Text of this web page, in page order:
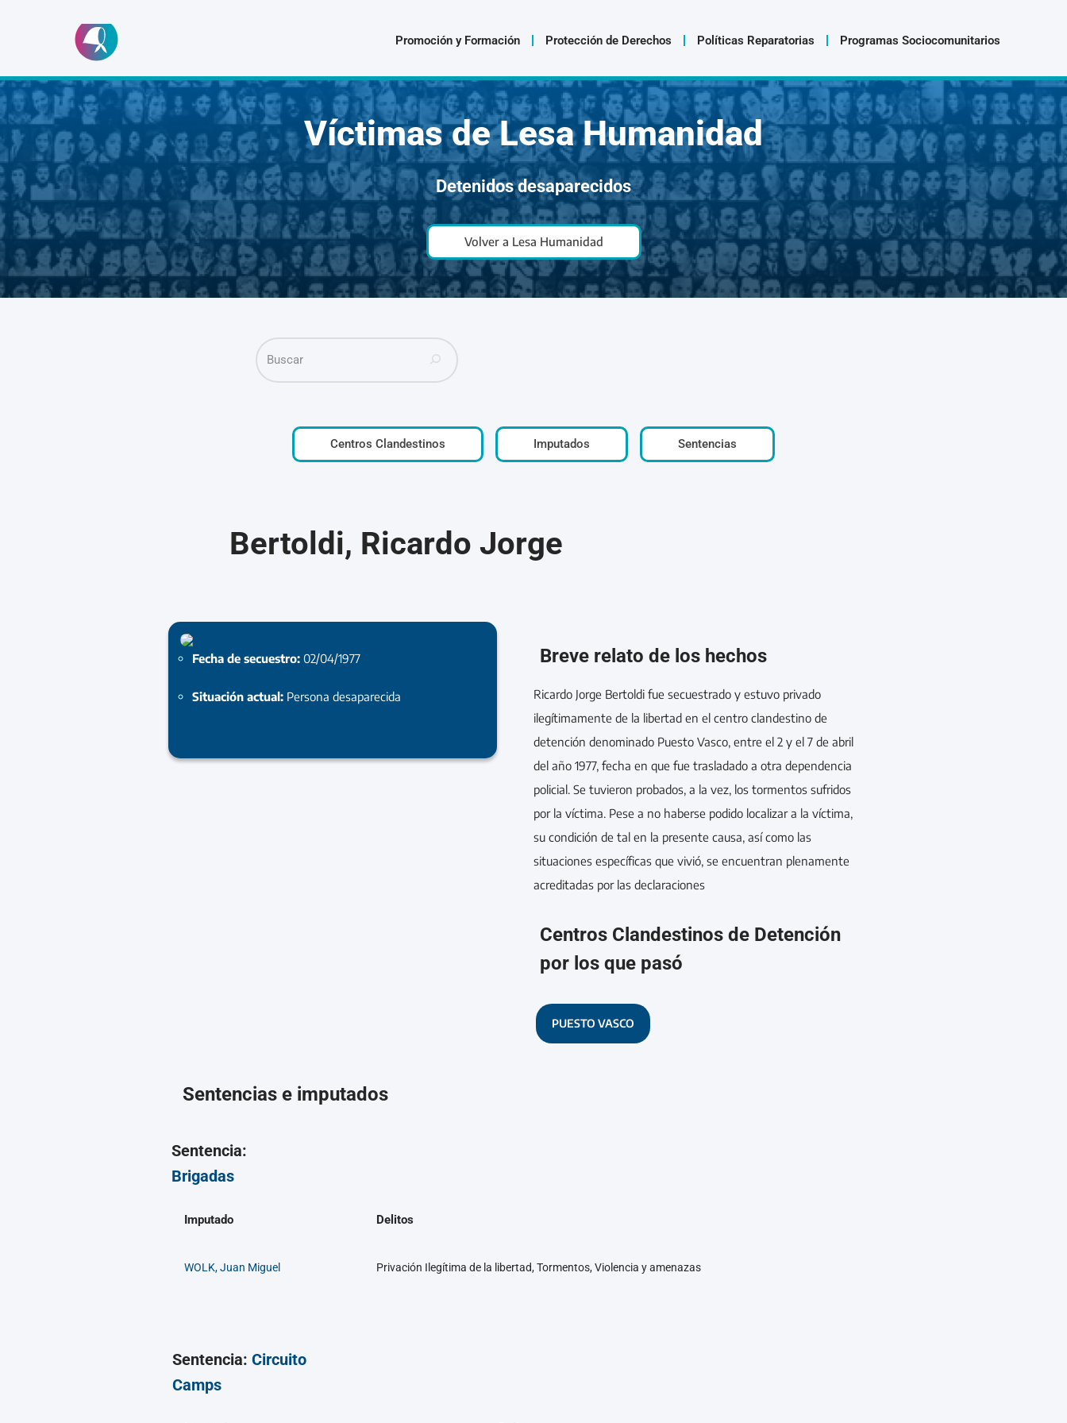
al
contenido
Promoción y Formación Protección de Derechos Políticas Reparatorias Programas Sociocomunitarios
Víctimas de Lesa Humanidad
Detenidos desaparecidos
Volver a Lesa Humanidad
Centros Clandestinos Imputados Sentencias
Bertoldi, Ricardo Jorge
Fecha de secuestro:02/04/1977
Situación actual: Persona desaparecida
Breve relato de los hechos
Ricardo Jorge Bertoldi fue secuestrado y estuvo privado
ilegítimamente de la libertad en el centro clandestino de
detención denominado Puesto Vasco, entre el 2 y el 7 de abril
del año 1977, fecha en que fue trasladado a otra dependencia
policial. Se tuvieron probados, a la vez, los tormentos sufridos
por la víctima. Pese a no haberse podido localizar a la víctima,
su condición de tal en la presente causa, así como las
situaciones específicas que vivió, se encuentran plenamente
acreditadas por las declaraciones
Centros Clandestinos de Detención
por los que pasó
PUESTO VASCO
Sentencias e imputados
Sentencia:
Brigadas
Imputado Delitos
WOLK, Juan Miguel Privación Ilegítima de la libertad, Tormentos, Violencia y amenazas
Sentencia: Circuito
Camps